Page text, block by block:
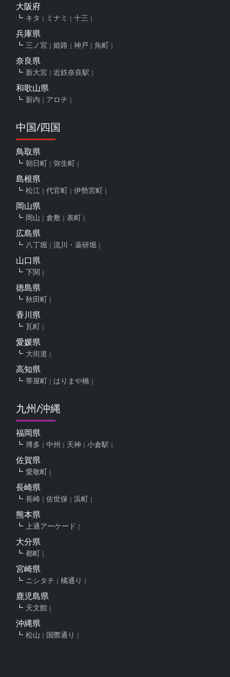
大阪府
キタ ミナミ 十三
兵庫県
三ノ宮 姫路 神戸 魚町
奈良県
新大宮 近鉄奈良駅
和歌山県
新内 アロチ
中国/四国
鳥取県
朝日町 弥生町
島根県
松江 代官町 伊勢宮町
岡山県
岡山 倉敷 表町
広島県
八丁堀 流川・薬研堀
山口県
下関
徳島県
秋田町
香川県
瓦町
愛媛県
大街道
高知県
帯屋町 はりまや橋
九州/沖縄
福岡県
博多 中州 天神 小倉駅
佐賀県
愛敬町
長崎県
長崎 佐世保 浜町
熊本県
上通アーケード
大分県
都町
宮崎県
ニシタチ 橘通り
鹿児島県
天文館
沖縄県
松山 国際通り